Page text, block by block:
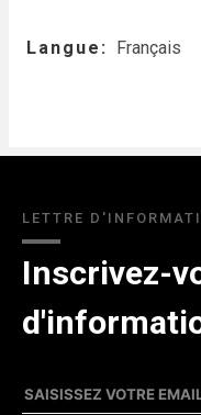
Langue Français
LETTRE
Inscrivez-